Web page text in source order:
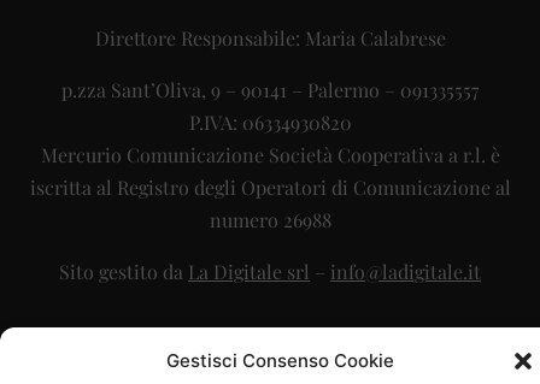
Gestisci Consenso Cookie
Direttore Responsabile: Maria Calabrese
p.zza Sant’Oliva, 9 – 90141 – Palermo – 091335557
P.IVA: 06334930820
Mercurio Comunicazione Società Cooperativa a r.l. è
iscritta al Registro degli Operatori di Comunicazione al
numero 26988
Sito gestito da La Digitale srl – info@ladigitale.it